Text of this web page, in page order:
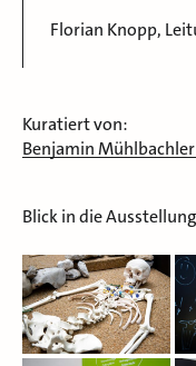
Florian Knopp,
Kuratiert von:
Benjamin Mühlbachler
Blick in die Ausstellung